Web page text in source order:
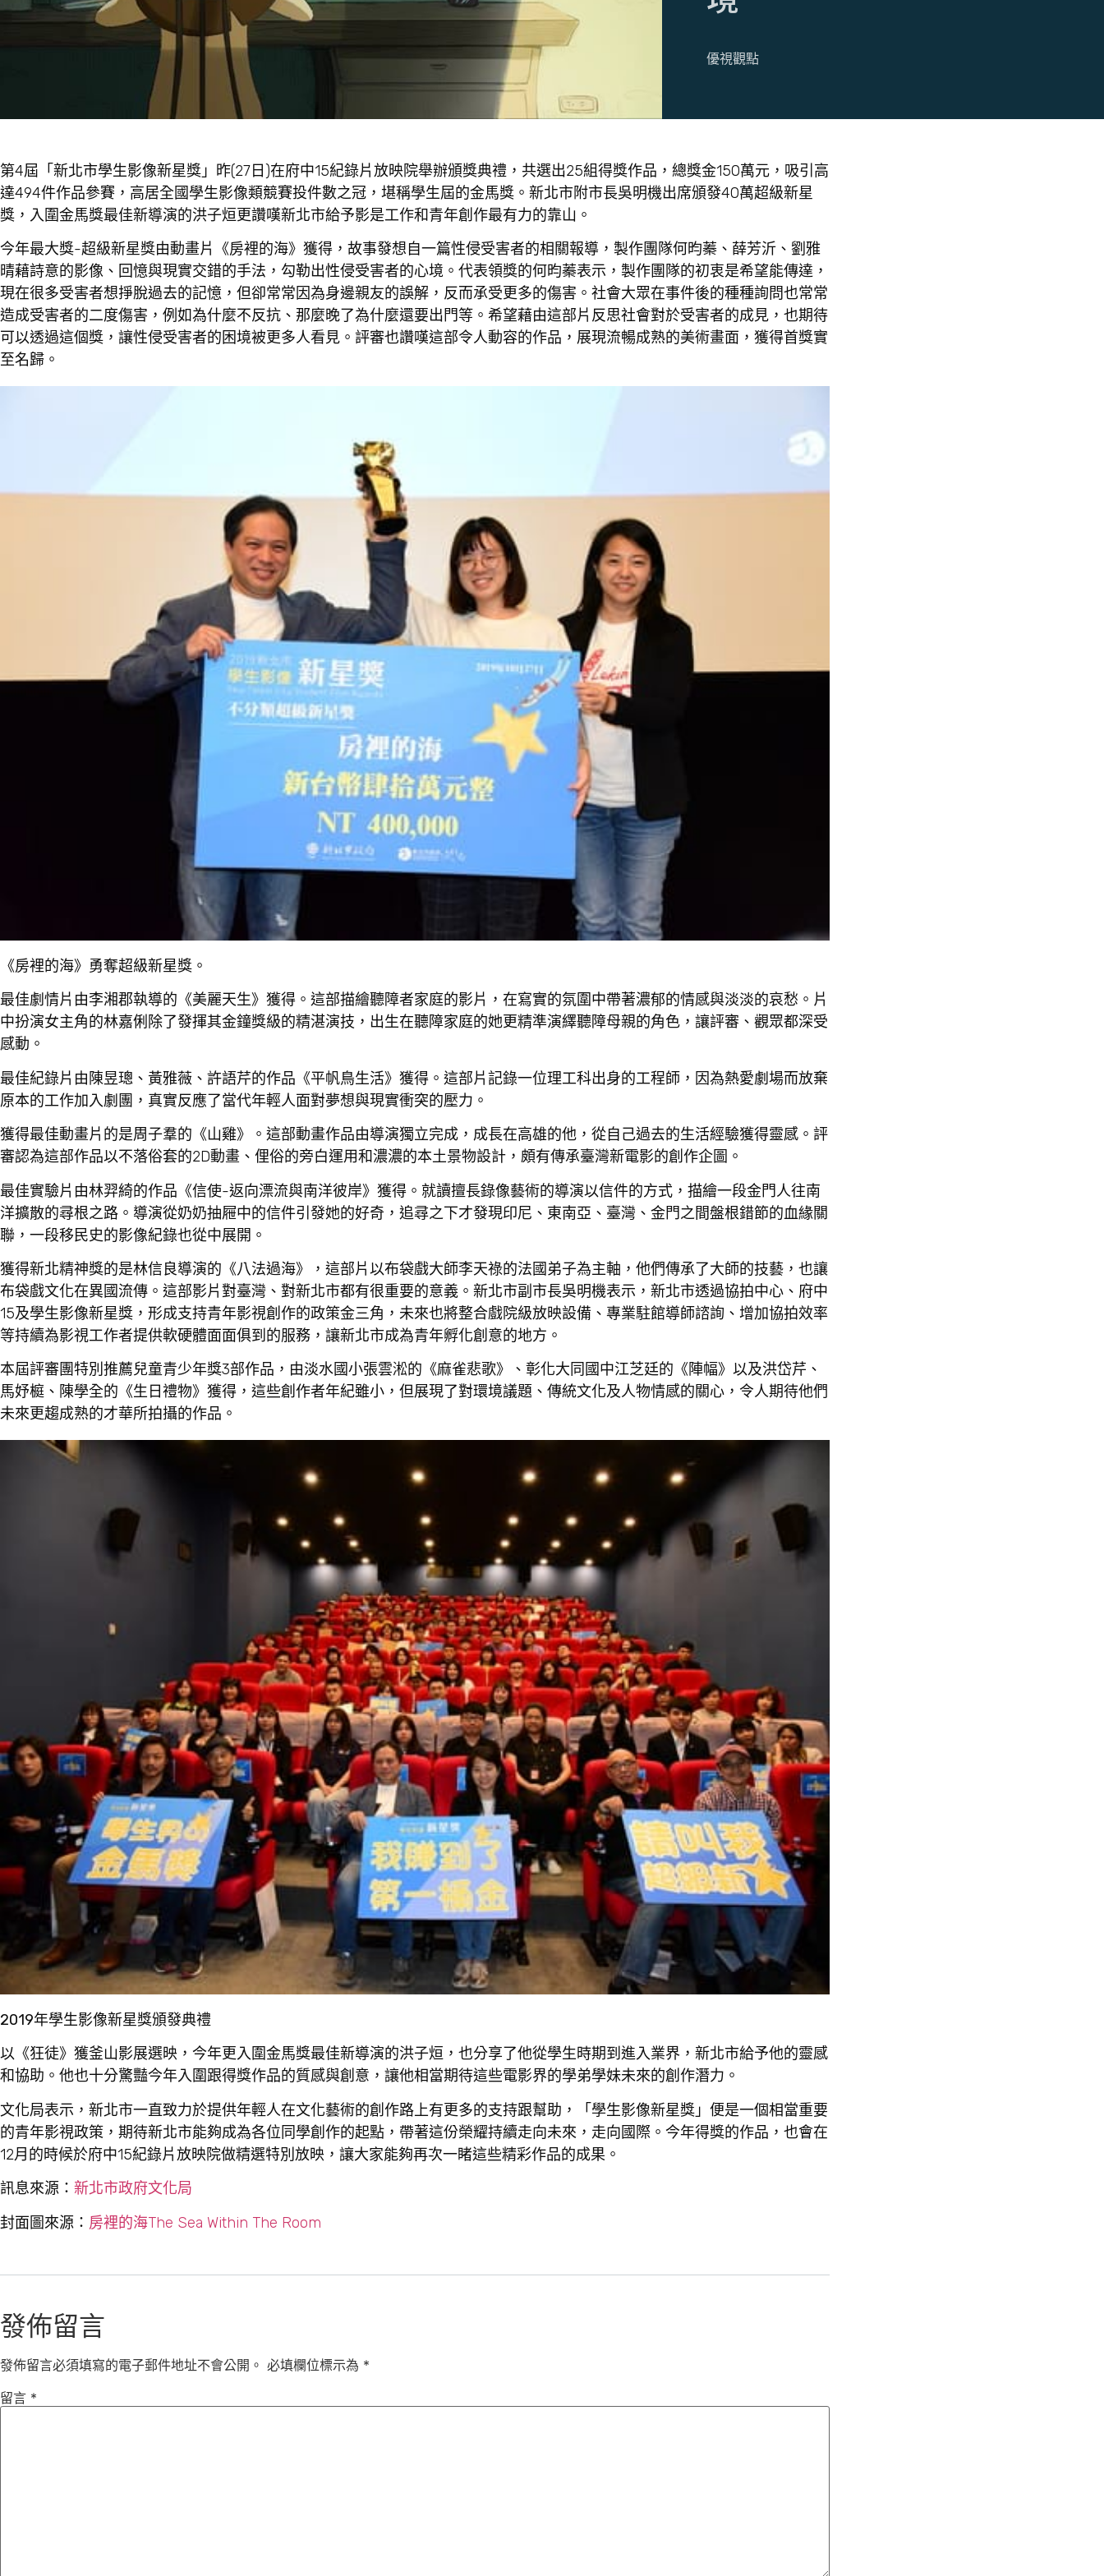
優視觀點
第4屆「新北市學生影像新星獎」昨(27日)在府中15紀錄片放映院舉辦頒獎典禮，共選出25組得獎作品，總獎金150萬元，吸引高
達494件作品參賽，高居全國學生影像類競賽投件數之冠，堪稱學生屆的金馬獎。新北市附市長吳明機出席頒發40萬超級新星
獎，入圍金馬獎最佳新導演的洪子烜更讚嘆新北市給予影是工作和青年創作最有力的靠山。
今年最大獎-超級新星獎由動畫片《房裡的海》獲得，故事發想自一篇性侵受害者的相關報導，製作團隊何昀蓁、薛芳沂、劉雅
晴藉詩意的影像、回憶與現實交錯的手法，勾勒出性侵受害者的心境。代表領獎的何昀蓁表示，製作團隊的初衷是希望能傳達，
現在很多受害者想掙脫過去的記憶，但卻常常因為身邊親友的誤解，反而承受更多的傷害。社會大眾在事件後的種種詢問也常常
造成受害者的二度傷害，例如為什麼不反抗、那麼晚了為什麼還要出門等。希望藉由這部片反思社會對於受害者的成見，也期待
可以透過這個獎，讓性侵受害者的困境被更多人看見。評審也讚嘆這部令人動容的作品，展現流暢成熟的美術畫面，獲得首獎實
至名歸。
《房裡的海》勇奪超級新星獎。
最佳劇情片由李湘郡執導的《美麗天生》獲得。這部描繪聽障者家庭的影片，在寫實的氛圍中帶著濃郁的情感與淡淡的哀愁。片
中扮演女主角的林嘉俐除了發揮其金鐘獎級的精湛演技，出生在聽障家庭的她更精準演繹聽障母親的角色，讓評審、觀眾都深受
感動。
最佳紀錄片由陳昱璁、黃雅薇、許語芹的作品《平帆鳥生活》獲得。這部片記錄一位理工科出身的工程師，因為熱愛劇場而放棄
原本的工作加入劇團，真實反應了當代年輕人面對夢想與現實衝突的壓力。
獲得最佳動畫片的是周子羣的《山雞》。這部動畫作品由導演獨立完成，成長在高雄的他，從自己過去的生活經驗獲得靈感。評
審認為這部作品以不落俗套的2D動畫、俚俗的旁白運用和濃濃的本土景物設計，頗有傳承臺灣新電影的創作企圖。
最佳實驗片由林羿綺的作品《信使-返向漂流與南洋彼岸》獲得。就讀擅長錄像藝術的導演以信件的方式，描繪一段金門人往南
洋擴散的尋根之路。導演從奶奶抽屜中的信件引發她的好奇，追尋之下才發現印尼、東南亞、臺灣、金門之間盤根錯節的血緣關
聯，一段移民史的影像紀錄也從中展開。
獲得新北精神獎的是林信良導演的《八法過海》，這部片以布袋戲大師李天祿的法國弟子為主軸，他們傳承了大師的技藝，也讓
布袋戲文化在異國流傳。這部影片對臺灣、對新北市都有很重要的意義。新北市副市長吳明機表示，新北市透過協拍中心、府中
15及學生影像新星獎，形成支持青年影視創作的政策金三角，未來也將整合戲院級放映設備、專業駐館導師諮詢、增加協拍效率
等持續為影視工作者提供軟硬體面面俱到的服務，讓新北市成為青年孵化創意的地方。
本屆評審團特別推薦兒童青少年獎3部作品，由淡水國小張雲淞的《麻雀悲歌》、彰化大同國中江芝廷的《陣幅》以及洪岱芹、
馬妤榳、陳學全的《生日禮物》獲得，這些創作者年紀雖小，但展現了對環境議題、傳統文化及人物情感的關心，令人期待他們
未來更趨成熟的才華所拍攝的作品。
2019年學生影像新星獎頒發典禮
以《狂徒》獲釜山影展選映，今年更入圍金馬獎最佳新導演的洪子烜，也分享了他從學生時期到進入業界，新北市給予他的靈感
和協助。他也十分驚豔今年入圍跟得獎作品的質感與創意，讓他相當期待這些電影界的學弟學妹未來的創作潛力。
文化局表示，新北市一直致力於提供年輕人在文化藝術的創作路上有更多的支持跟幫助，「學生影像新星獎」便是一個相當重要
的青年影視政策，期待新北市能夠成為各位同學創作的起點，帶著這份榮耀持續走向未來，走向國際。今年得獎的作品，也會在
12月的時候於府中15紀錄片放映院做精選特別放映，讓大家能夠再次一睹這些精彩作品的成果。
訊息來源： 新北市政府文化局
封面圖來源： 房裡的海The Sea Within The Room
發佈留言
發佈留言必須填寫的電子郵件地址不會公開。 必填欄位標示為 *
留言 *